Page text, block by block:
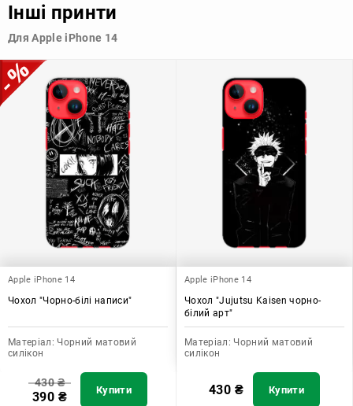
Узагалі, чохол для телефону - це дуже корисний аксесуар, який
допомагає захистити ваш пристрій, зберегти його цінність і
Інші принти
Для Apple iPhone 14
Apple iPhone 14
Чохол "Чорно-білі написи"
Матеріал: Чорний матовий
силікон
430₴
390 ₴ Купити
Apple iPhone 14
Чохол "Jujutsu Kaisen чорно-
білий арт"
Матеріал: Чорний матовий
силікон
430 ₴ Купити